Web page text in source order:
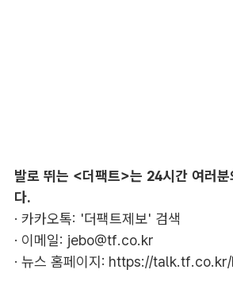
발로 뛰는 <더팩트>는 24시간 여러분
다.
· 카카오톡: '더팩트제보' 검색
· 이메일: jebo@tf.co.kr
· 뉴스 홈페이지: https://